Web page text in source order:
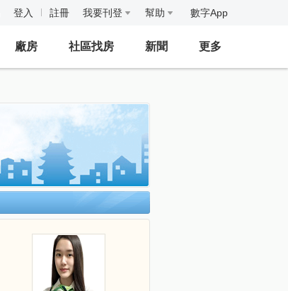
登入 註冊 我要刊登 幫助 數字App
廠房 社區找房 新聞 更多